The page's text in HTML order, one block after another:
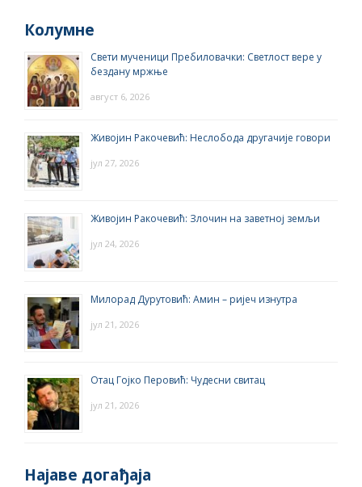
Колумне
Свети мученици Пребиловачки: Светлост вере у
бездану мржње
август 6, 2026
Живојин Ракочевић: Неслобода другачије говори
јул 27, 2026
Живојин Ракочевић: Злочин на заветној земљи
јул 24, 2026
Милорад Дурутовић: Амин – ријеч изнутра
јул 21, 2026
Отац Гојко Перовић: Чудесни свитац
јул 21, 2026
Најаве догађаја